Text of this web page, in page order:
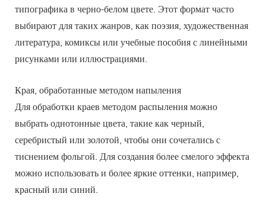
типографика в черно-белом цвете. Этот формат часто
выбирают для таких жанров, как поэзия, художественная
литература, комиксы или учебные пособия с линейными
рисунками или иллюстрациями.
Края, обработанные методом напыления
Для обработки краев методом распыления можно
выбрать однотонные цвета, такие как черный,
серебристый или золотой, чтобы они сочетались с
тиснением фольгой. Для создания более смелого эффекта
можно использовать и более яркие оттенки, например,
красный или синий.